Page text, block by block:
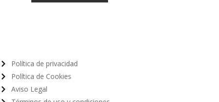
Política de privacidad
Política de Cookies
Aviso Legal